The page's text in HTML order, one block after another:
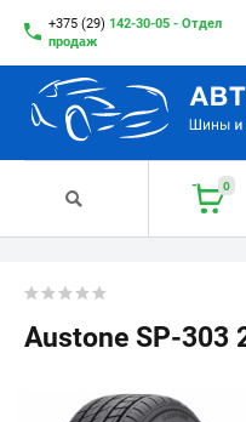
+375 (29) 142-30-05 - Отдел
продаж
0
Austone SP-303